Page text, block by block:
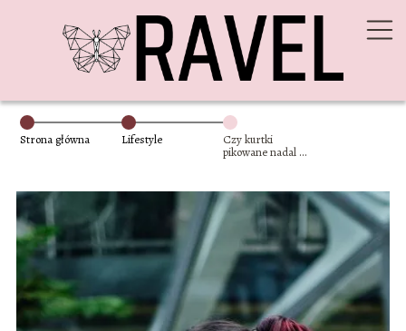
Strona główna Lifestyle
Czy kurtki
pikowane nadal są